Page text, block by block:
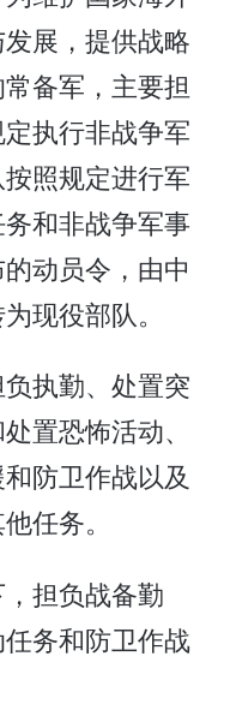
展，提供战略
备军，主要担
执行非战争军
照规定进行军
和非战争军事
动员令，由中
现役部队。
执勤、处置突
置恐怖活动、
防卫作战以及
任务。
担负战备勤
务和防卫作战